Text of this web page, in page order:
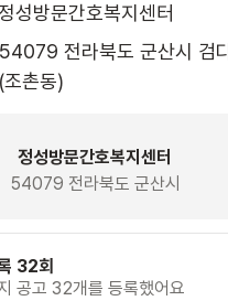
성방문간호복지센터
54079 전라북도 군산시 검
(조촌동)
정성방문간호복지센터
54079 전라북도 군산시
32회
공고 32개를 등록했어요